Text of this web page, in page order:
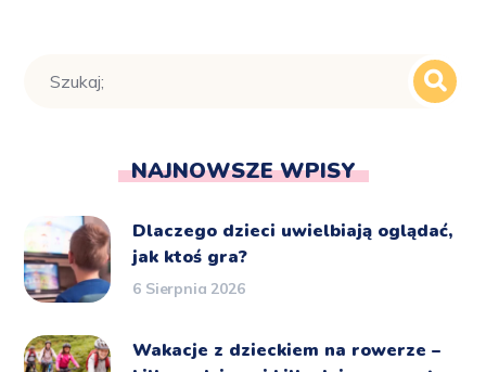
NAJNOWSZE WPISY
Dlaczego dzieci uwielbiają oglądać,
jak ktoś gra?
6 Sierpnia 2026
Wakacje z dzieckiem na rowerze –